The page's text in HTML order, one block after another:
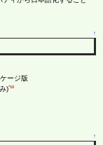
↑
ージ版
)*10
↑